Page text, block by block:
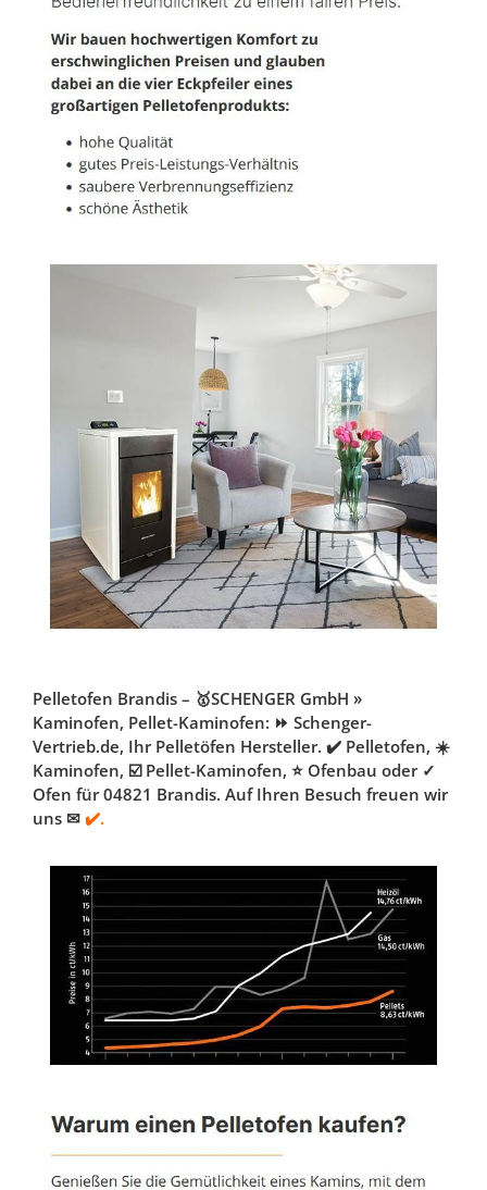
Pelletofen Brandis – 🥇SCHENGER GmbH »
Kaminofen, Pellet-Kaminofen: ⏩ Schenger-
Vertrieb.de, Ihr Pelletöfen Hersteller. ✔️ Pelletofen, ☀️
Kaminofen, ☑️ Pellet-Kaminofen, ⭐ Ofenbau oder ✓
Ofen für 04821 Brandis. Auf Ihren Besuch freuen wir
uns ✉ ✔️.